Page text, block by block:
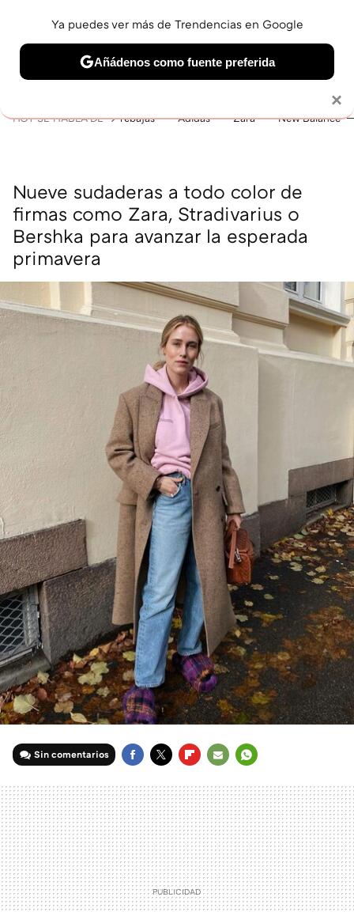
BELLEZA SHOPPING VIAJES GASTRO SNEAKERS
HOY SE HABLA DE rebajas Adidas Zara New Balance
Nueve sudaderas a todo color de
firmas como Zara, Stradivarius o
Bershka para avanzar la esperada
primavera
Sin comentarios
MAIL
×
Ya puedes ver más de Trendencias en Google
Añádenos como fuente preferida